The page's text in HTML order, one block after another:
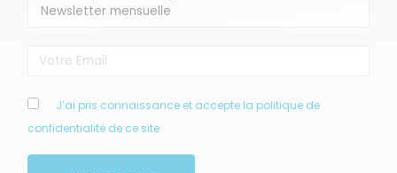
J’ai pris connaissance et accepte la politique de
confidentialité de ce site